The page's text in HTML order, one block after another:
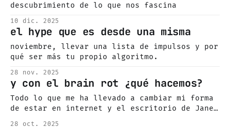
descubrimiento de lo que nos fascina
10 dic. 2025
el hype que es desde una misma
noviembre, llevar una lista de impulsos y por
qué ser más tu propio algoritmo.
28 nov. 2025
y con el brain rot ¿qué hacemos?
Todo lo que me ha llevado a cambiar mi forma
de estar en internet y el escritorio de Jane
28 oct. 2025